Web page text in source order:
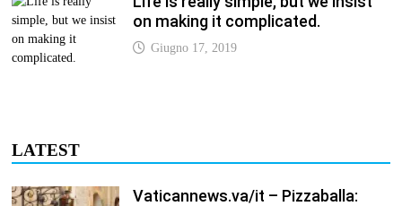
on making it complicated.
Giugno 17, 2019
LATEST
Vaticannews.va/it – Pizzaballa: